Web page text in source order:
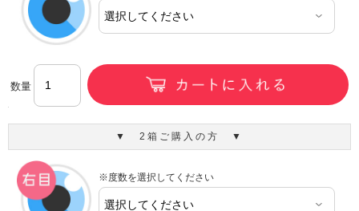
数量
▼ 2箱ご購入の方 ▼
※度数を選択してください